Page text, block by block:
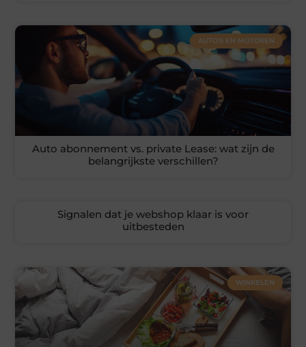
AUTO'S EN MOTOREN
Auto abonnement vs. private Lease: wat zijn de
belangrijkste verschillen?
Signalen dat je webshop klaar is voor
uitbesteden
WINKELEN